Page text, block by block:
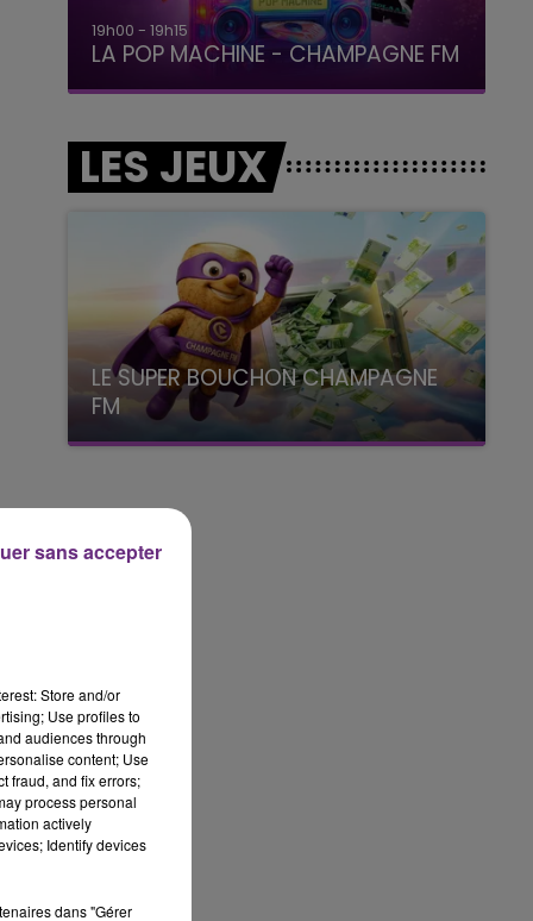
19h15 - 20h00
LA RADIO POP
LES JEUX
LE SUPER BOUCHON CHAMPAGNE
FM
avec La Famille Champagne FM, à 8H10
Store and/or
Use profiles to
audiences through
content; Use
fraud, and fix errors;
process personal
actively
Identify devices
dans "Gérer
sans accepter